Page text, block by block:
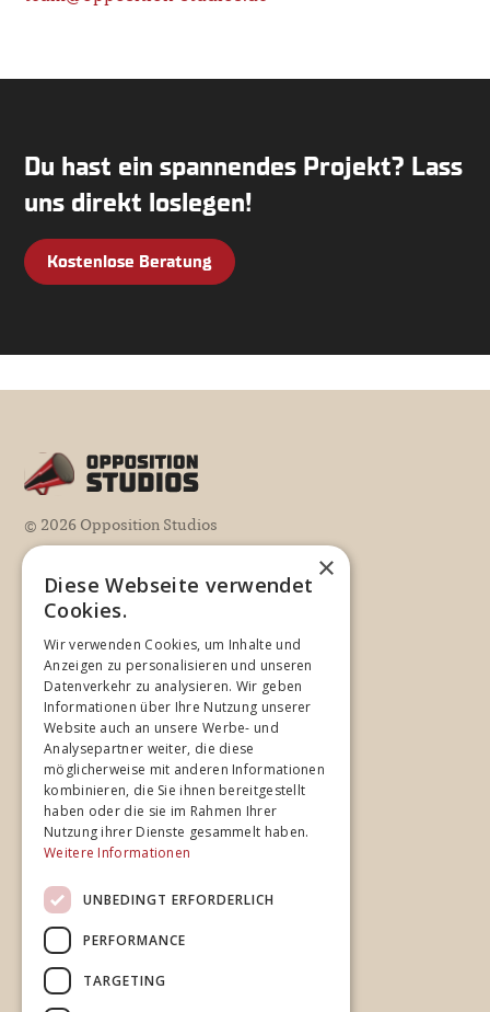
Du hast ein spannendes Projekt? Lass
uns direkt loslegen!
Kostenlose Beratung
© 2026 Opposition Studios
Unternehmen
Home
Studios
Spezialisierung
Team
Cases
News
Rechtliches
Impressum
Datenschutz
×
Diese Webseite verwendet
Cookies.
Wir verwenden Cookies, um Inhalte und
Anzeigen zu personalisieren und unseren
Datenverkehr zu analysieren. Wir geben
Informationen über Ihre Nutzung unserer
Website auch an unsere Werbe- und
Analysepartner weiter, die diese
möglicherweise mit anderen Informationen
kombinieren, die Sie ihnen bereitgestellt
haben oder die sie im Rahmen Ihrer
Nutzung ihrer Dienste gesammelt haben.
Weitere Informationen
UNBEDINGT ERFORDERLICH
PERFORMANCE
TARGETING